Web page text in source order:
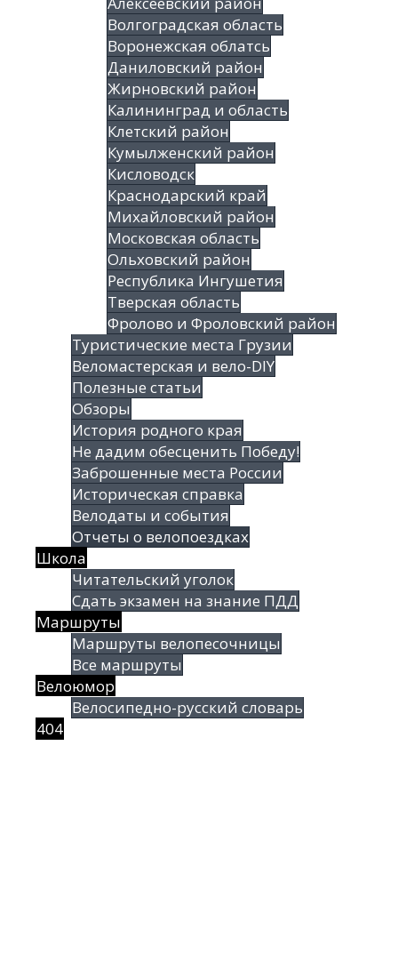
Волгоградская облаcть
Воронежская облатсь
Даниловский район
Жирновский район
Калининград и область
Клетский район
Кумылженский район
Кисловодск
Краснодарский край
Михайловский район
Московская область
Ольховский район
Республика Ингушетия
Тверская область
Фролово и Фроловский район
Туристические места Грузии
Веломастерская и вело-DIY
Полезные статьи
Обзоры
История родного края
Не дадим обесценить Победу!
Заброшенные места России
Историческая справка
Велодаты и события
Отчеты о велопоездках
Школа
Читательский уголок
Сдать экзамен на знание ПДД
Маршруты
Маршруты велопесочницы
Все маршруты
Велоюмор
Велосипедно-русский словарь
404